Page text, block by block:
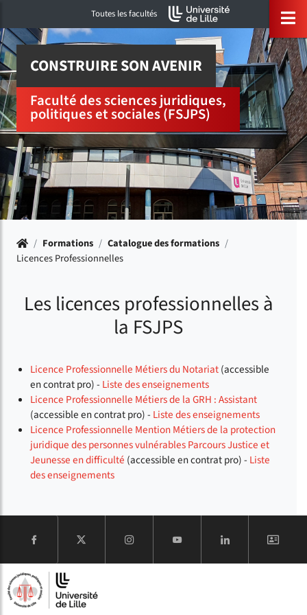
Accéder au menu principal
Accéder à la recherche
Accéder au pied de pageToutes les facultés
CONSTRUIRE SON AVENIR
Faculté des sciences juridiques,
politiques et sociales (FSJPS)
Accueil
/ Formations / Catalogue des formations /
Licences Professionnelles
Les licences professionnelles à
la FSJPS
Licence Professionnelle Métiers du Notariat(accessible
en contrat pro) - Liste des enseignements
Licence Professionnelle Métiers de la GRH : Assistant
(accessible en contrat pro) - Liste des enseignements
Licence Professionnelle Mention Métiers de la protection
juridique des personnes vulnérables Parcours Justice et
Jeunesse en difficulté (accessible en contrat pro) - Liste
des enseignements
COMPTE